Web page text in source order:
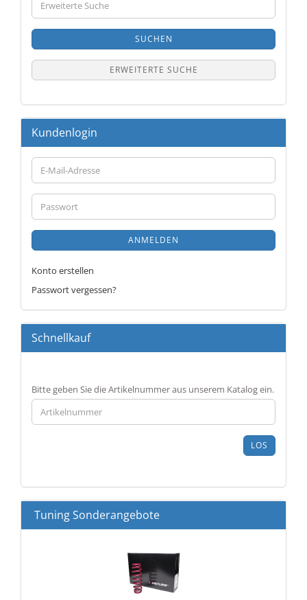
Suche
SUCHEN
ERWEITERTE SUCHE
Kundenlogin
E-
Mail-
Adresse
Passwort
ANMELDEN
Konto erstellen
Passwort vergessen?
Schnellkauf
BITTE
GEBEN
SIE
DIE
EIN.
Bitte geben Sie die Artikelnummer aus unserem Katalog ein.
LOS
Tuning Sonderangebote